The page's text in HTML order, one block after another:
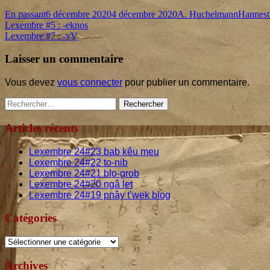
Format
En passantPublished
on
6 décembre 20204 décembre 2020Author
A. Huchelmann
Navigation
de
l’article
Previous
article:
Lexembre #5 : ‑eknos
Next
article:
Lexembre #7: ‑vV
Laisser un commentaire
Vous devez vous connecter pour publier un commentaire.
Main
Sidebar
Rechercher :
Articles récents
Lexembre24#23 bab kêu meu
Lexembre24#22 to-nib
Lexembre24#21blo-grob
Lexembre24#20 ngâ let
Lexembre24#19 pnây t’wek blog
Catégories
Catégories
Archives